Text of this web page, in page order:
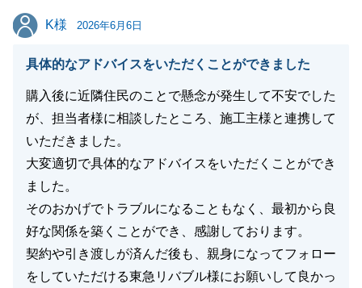
K様
K様 2026年6月6日
具体的なアドバイスをいただくことができました
購入後に近隣住民のことで懸念が発生して不安でした
が、担当者様に相談したところ、施工主様と連携して
いただきました。
大変適切で具体的なアドバイスをいただくことができ
ました。
そのおかげでトラブルになることもなく、最初から良
好な関係を築くことができ、感謝しております。
契約や引き渡しが済んだ後も、親身になってフォロー
をしていただける東急リバブル様にお願いして良かっ